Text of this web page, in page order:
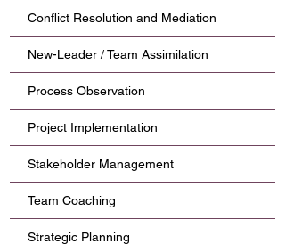
Conflict Resolution and Mediation
New-Leader / Team Assimilation
Process Observation
Project Implementation
Stakeholder Management
Team Coaching
Strategic Planning